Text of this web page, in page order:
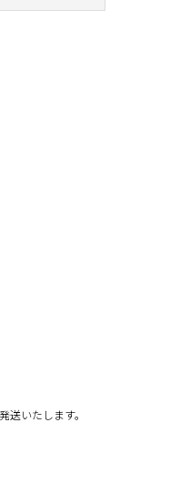
いたします。